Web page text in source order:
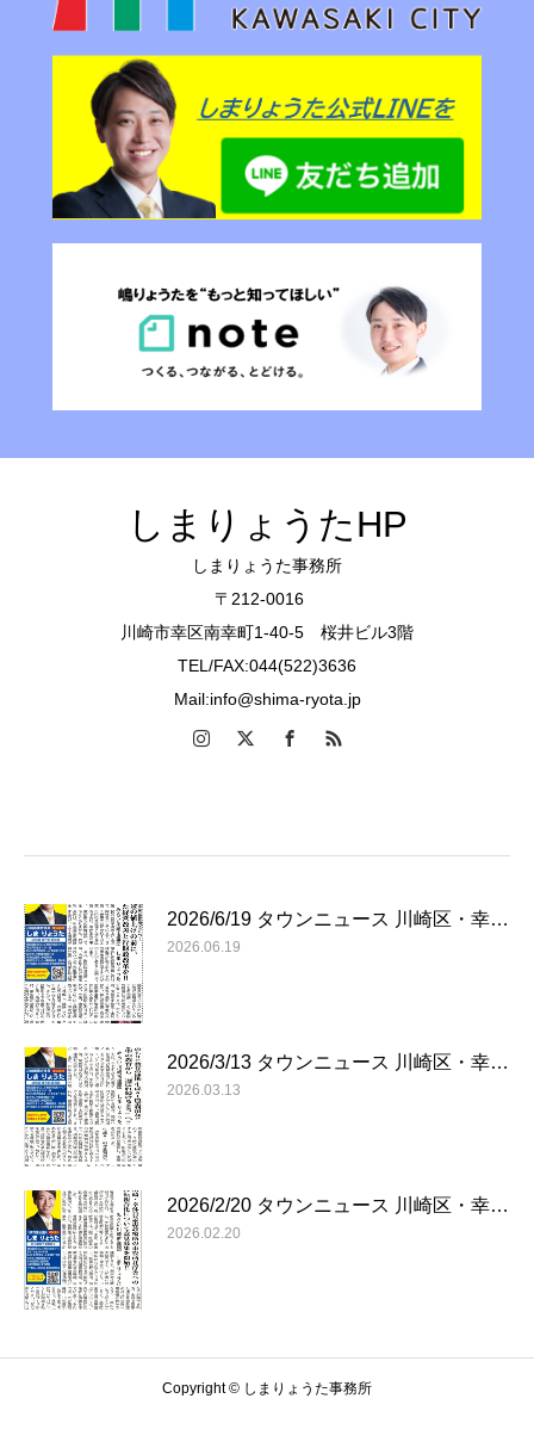
しまりょうたHP
しまりょうた事務所
〒212-0016
川崎市幸区南幸町1-40-5 桜井ビル3階
TEL/FAX:044(522)3636
Mail:info@shima-ryota.jp
2026/6/19 タウンニュース 川崎区・幸…
2026.06.19
2026/3/13 タウンニュース 川崎区・幸…
2026.03.13
2026/2/20 タウンニュース 川崎区・幸…
2026.02.20
Copyright © しまりょうた事務所